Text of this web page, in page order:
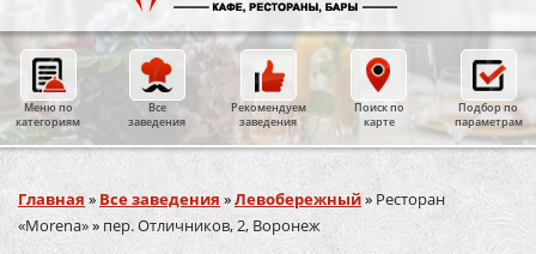
Меню по
категориям
Все
заведения
Рекомендуем
заведения
Поиск по
карте
Подбор по
параметрам
Вы здесь
Главная » Все заведения »Левобережный» Ресторан
«Morena»» пер. Отличников, 2, Воронеж